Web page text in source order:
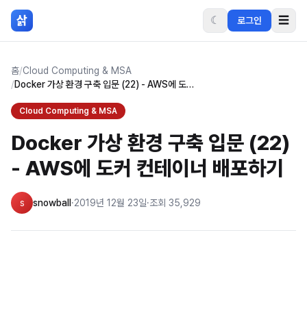
본문 바로가기
삵 ☾ 로그인 ☰
홈/Cloud Computing & MSA
/
Docker 가상 환경 구축 입문 (22) - AWS에 도커 컨테이너 배포하기
Cloud Computing & MSA
Docker 가상 환경 구축 입문 (22)
- AWS에 도커 컨테이너 배포하기
s snowball ·2019년 12월 23일·조회 35,929